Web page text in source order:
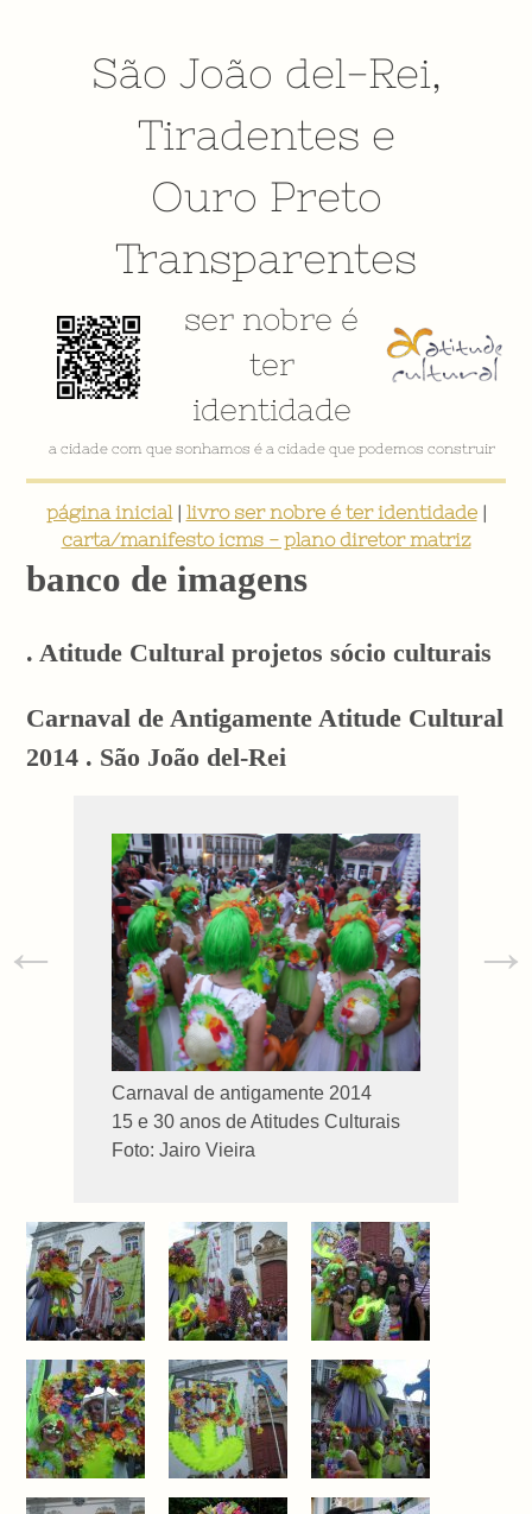
São João del-Rei,
Tiradentes e
Ouro Preto
Transparentes
ser nobre é
ter
identidade
VÍDEO INSTITUCIONAL
página inicial| livro ser nobre é ter identidade|
carta/manifesto icms - plano diretor matriz
banco de imagens
. Atitude Cultural projetos sócio culturais
Carnaval de Antigamente Atitude Cultural
2014 . São João del-Rei
Carnaval de antigamente 2014
15 e 30 anos de Atitudes Culturais
Foto: Jairo Vieira
← →